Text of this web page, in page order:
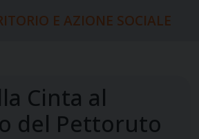
E AZIONE SOCIALE
Cinta al
del Pettoruto